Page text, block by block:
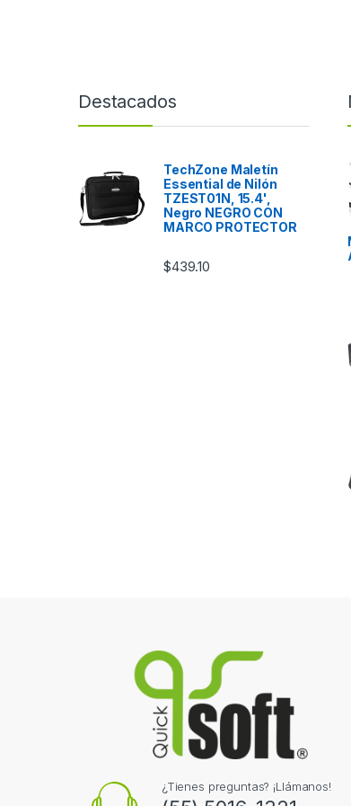
Destacados
TechZone Maletín
Essential de Nilón
TZEST01N, 15.4',
Negro NEGRO CON
MARCO PROTECTOR
$439.10
¿Tienes preguntas? ¡Llámanos!